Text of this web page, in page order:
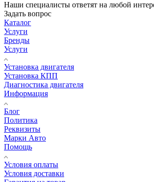
Наши специалисты ответят на любой
Задать вопрос
Каталог
Услуги
Бренды
Услуги
Установка двигателя
Установка КПП
Диагностика двигателя
Информация
Блог
Политика
Реквизиты
Марки Авто
Помощь
Условия оплаты
Условия доставки